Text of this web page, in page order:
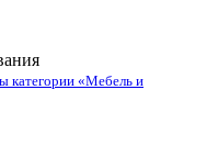
категории «Мебель и